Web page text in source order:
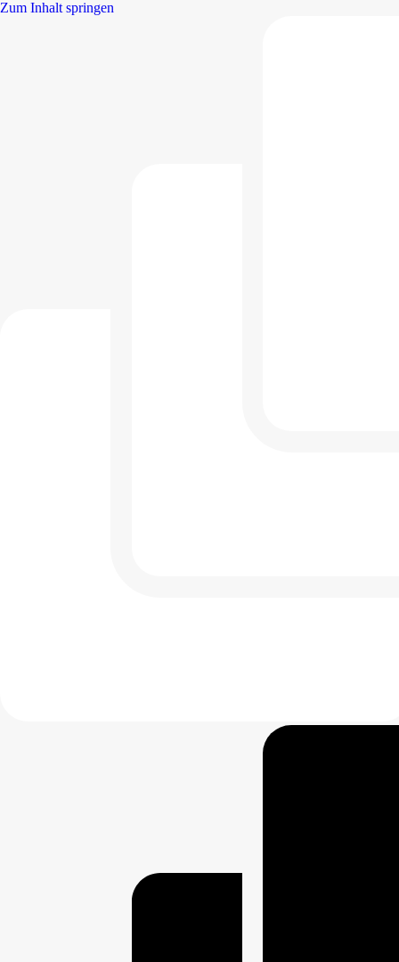
Zum Inhalt springen